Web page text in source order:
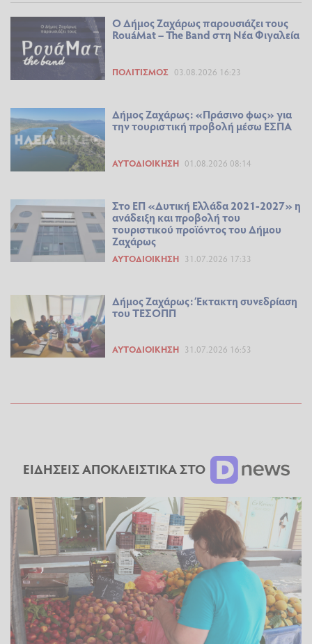
Ο Δήμος Ζαχάρως παρουσιάζει τους
RouáMat – The Band στη Νέα Φιγαλεία
ΠΟΛΙΤΙΣΜΌΣ 03.08.2026 16:23
Δήμος Ζαχάρως: «Πράσινο φως» για
την τουριστική προβολή μέσω ΕΣΠΑ
ΑΥΤΟΔΙΟΊΚΗΣΗ 01.08.2026 08:14
Στο ΕΠ «Δυτική Ελλάδα 2021-2027» η
ανάδειξη και προβολή του
τουριστικού προϊόντος του Δήμου
Ζαχάρως
ΑΥΤΟΔΙΟΊΚΗΣΗ 31.07.2026 17:33
Δήμος Ζαχάρως: Έκτακτη συνεδρίαση
του ΤΕΣΟΠΠ
ΑΥΤΟΔΙΟΊΚΗΣΗ 31.07.2026 16:53
ΕΙΔΗΣΕΙΣ ΑΠΟΚΛΕΙΣΤΙΚΑ ΣΤΟ